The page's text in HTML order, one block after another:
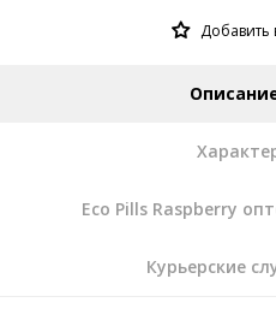
Добавить
Eco Pills Raspberry
Курьерские